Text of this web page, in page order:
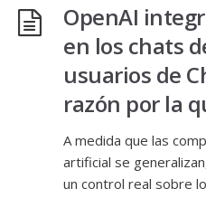
OpenAI
en los chats
usuarios de
razón por la
A medida que las
artificial se
un control real sobre